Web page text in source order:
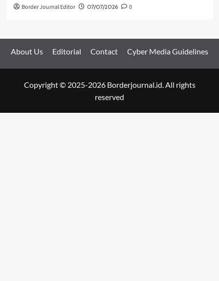
Border Journal Editor 07/07/2026 0
About Us Editorial Contact Cyber Media Guidelines
Copyright © 2025-2026 Borderjournal.id. All rights
reserved